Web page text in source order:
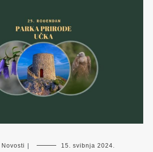
Novosti 15. svibnja 2024.